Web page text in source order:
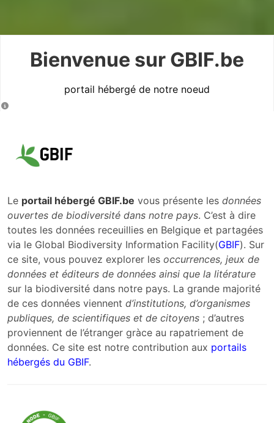
Bienvenue sur GBIF.be
portail hébergé de notre noeud
Le portail hébergé GBIF.be vous présente les données
ouvertes de biodiversité dans notre pays. C’est à dire
toutes les données receuillies en Belgique et partagées
via le Global Biodiversity Information Facility(GBIF). Sur
ce site, vous pouvez explorer les occurrences, jeux de
données et éditeurs de données ainsi que la litérature
sur la biodiversité dans notre pays. La grande majorité
de ces données viennent d’institutions, d’organismes
publiques, de scientifiques et de citoyens ; d’autres
proviennent de l’étranger gràce au rapatriement de
données. Ce site est notre contribution aux portails
hébergés du GBIF.